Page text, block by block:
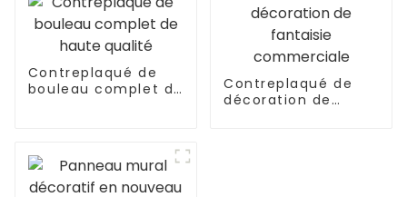
Contreplaqué de
bouleau complet de
Contreplaqué de
décoration de